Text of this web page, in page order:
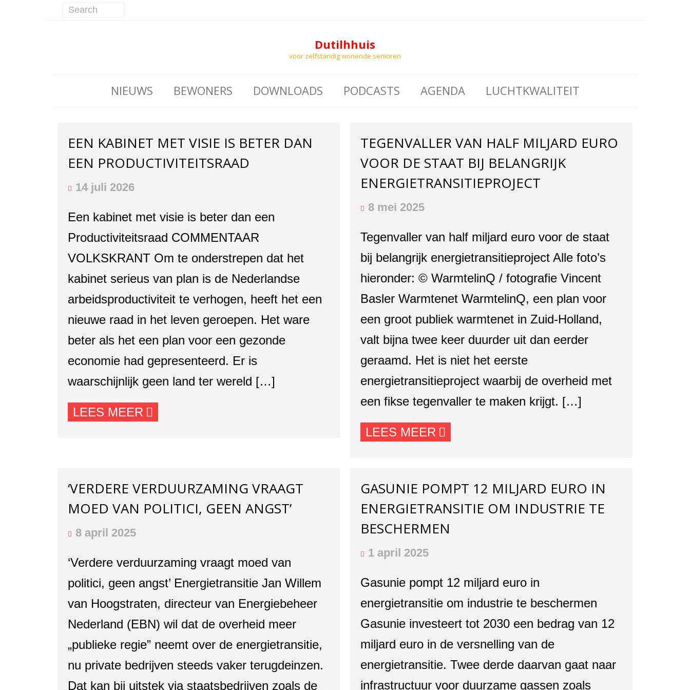
Dutilhhuis
voor zelfstandig wonende senioren
NIEUWS BEWONERS DOWNLOADS PODCASTS AGENDA LUCHTKWALITEIT
EEN KABINET MET VISIE IS BETER DAN
EEN PRODUCTIVITEITSRAAD
14 juli 2026
Een kabinet met visie is beter dan een
Productiviteitsraad COMMENTAAR
VOLKSKRANT Om te onderstrepen dat het
kabinet serieus van plan is de Nederlandse
arbeidsproductiviteit te verhogen, heeft het een
nieuwe raad in het leven geroepen. Het ware
beter als het een plan voor een gezonde
economie had gepresenteerd. Er is
waarschijnlijk geen land ter wereld […]
LEES MEER
TEGENVALLER VAN HALF MILJARD EURO
VOOR DE STAAT BIJ BELANGRIJK
ENERGIETRANSITIEPROJECT
8 mei 2025
Tegenvaller van half miljard euro voor de staat
bij belangrijk energietransitieproject Alle foto’s
hieronder: © WarmtelinQ / fotografie Vincent
Basler Warmtenet WarmtelinQ, een plan voor
een groot publiek warmtenet in Zuid-Holland,
valt bijna twee keer duurder uit dan eerder
geraamd. Het is niet het eerste
energietransitieproject waarbij de overheid met
een fikse tegenvaller te maken krijgt. […]
LEES MEER
‘VERDERE VERDUURZAMING VRAAGT
MOED VAN POLITICI, GEEN ANGST’
8 april 2025
‘Verdere verduurzaming vraagt moed van
politici, geen angst’ Energietransitie Jan Willem
van Hoogstraten, directeur van Energiebeheer
Nederland (EBN) wil dat de overheid meer
„publieke regie” neemt over de energietransitie,
nu private bedrijven steeds vaker terugdeinzen.
Dat kan bij uitstek via staatsbedrijven zoals de
GASUNIE POMPT 12 MILJARD EURO IN
ENERGIETRANSITIE OM INDUSTRIE TE
BESCHERMEN
1 april 2025
Gasunie pompt 12 miljard euro in
energietransitie om industrie te beschermen
Gasunie investeert tot 2030 een bedrag van 12
miljard euro in de versnelling van de
energietransitie. Twee derde daarvan gaat naar
infrastructuur voor duurzame gassen zoals